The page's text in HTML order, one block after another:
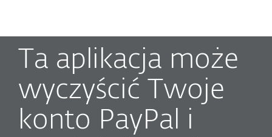
Ta aplikacja może
wyczyścić Twoje
konto PayPal i